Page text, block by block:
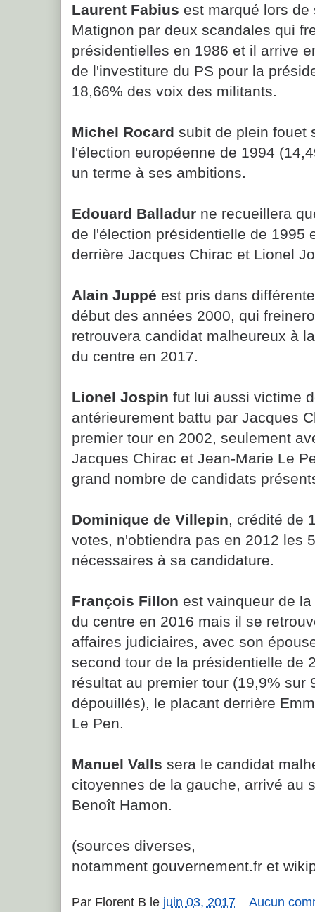
Laurent Fabius est marqué lors
Matignon par deux scandales qui
présidentielles en 1986 et il arrive
de l'investiture du PS pour la
18,66% des voix des militants.
Michel Rocard subit de plein fouet
l'élection européenne de 1994
un terme à ses ambitions.
Edouard Balladur ne recueillera
de l'élection présidentielle de 1995
derrière Jacques Chirac et Lionel
Alain Juppé est pris dans
début des années 2000, qui
retrouvera candidat malheureux à
du centre en 2017.
Lionel Jospin fut lui aussi victime
antérieurement battu par Jacques
premier tour en 2002, seulement
Jacques Chirac et Jean-Marie Le
grand nombre de candidats
Dominique de Villepin, crédité de
votes, n'obtiendra pas en 2012 les
nécessaires à sa candidature.
François Fillon est vainqueur de
du centre en 2016 mais il se
affaires judiciaires, avec son
second tour de la présidentielle de
résultat au premier tour (19,9% sur
dépouillés), le placant derrière
Le Pen.
Manuel Valls sera le candidat
citoyennes de la gauche, arrivé au
Benoît Hamon.
(sources diverses,
notamment gouvernement.fr et
Par Florent B le juin 03, 2017
Aucun